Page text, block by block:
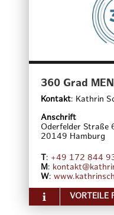
360 Grad
Kontakt: Kathrin
Anschrift
Oderfelder Straße
20149 Hamburg
: +49 172 844
M :
W:
VORTEILE